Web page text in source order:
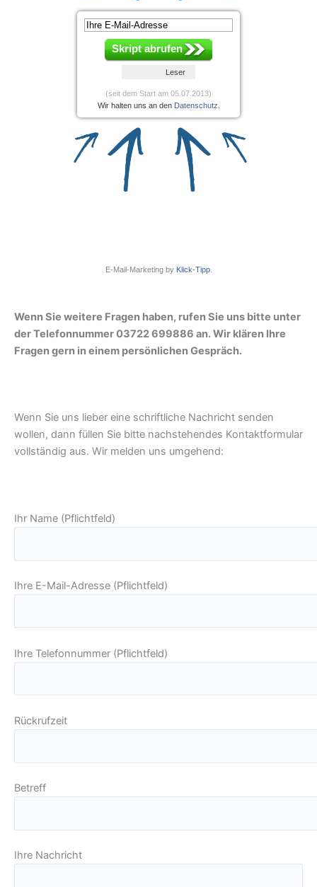
E-Mail-Marketing by Klick-Tipp.
Wenn Sie weitere Fragen haben, rufen Sie uns bitte unter
der Telefonnummer 03722 699886 an. Wir klären Ihre
Fragen gern in einem persönlichen Gespräch.
Wenn Sie uns lieber eine schriftliche Nachricht senden
wollen, dann füllen Sie bitte nachstehendes Kontaktformular
vollständig aus. Wir melden uns umgehend:
Ihr Name (Pflichtfeld)
Ihre E-Mail-Adresse (Pflichtfeld)
Ihre Telefonnummer (Pflichtfeld)
Rückrufzeit
Betreff
Ihre Nachricht